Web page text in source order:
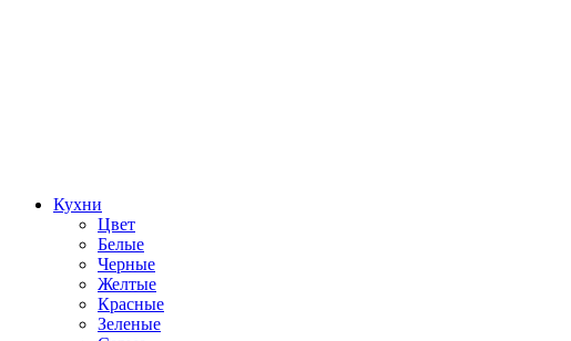
Кухни
Цвет
Белые
Черные
Желтые
Красные
Зеленые